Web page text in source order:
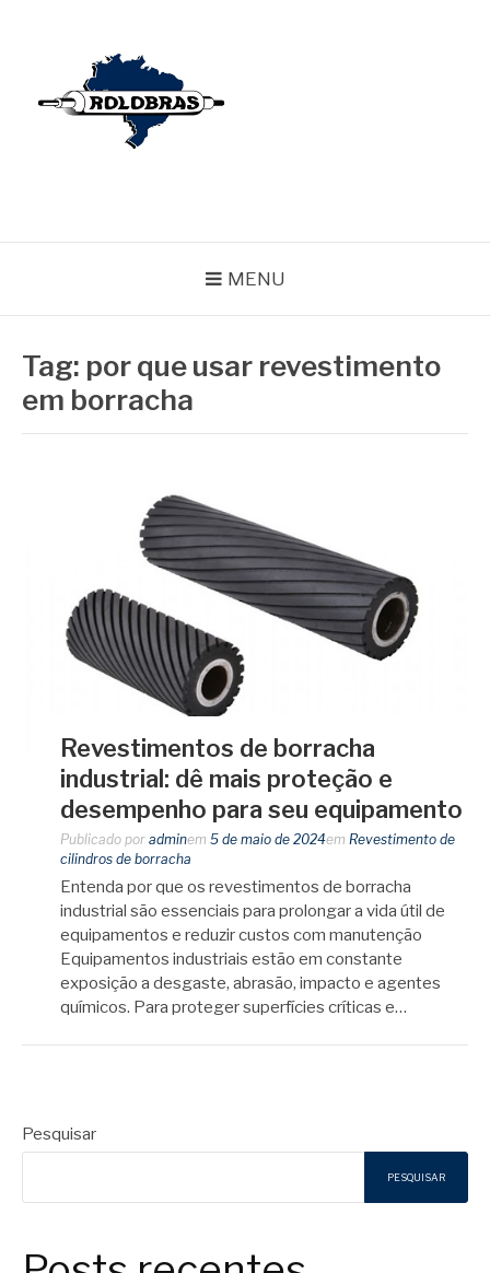
MENU
Tag: por que usar revestimento
em borracha
Revestimentos de borracha
industrial: dê mais proteção e
desempenho para seu equipamento
Publicado por adminem 5 de maio de 2024em Revestimento de
cilindros de borracha
Entenda por que os revestimentos de borracha
industrial são essenciais para prolongar a vida útil de
equipamentos e reduzir custos com manutenção
Equipamentos industriais estão em constante
exposição a desgaste, abrasão, impacto e agentes
químicos. Para proteger superfícies críticas e…
Pesquisar
PESQUISAR